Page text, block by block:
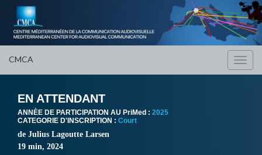
CMCA
EN ATTENDANT
ANNÈE DE PARTICIPATION AU PriMed : 2025
CATEGORIE D'INSCRIPTION : Court
de Julius Lagoutte Larsen
19 min, 2024